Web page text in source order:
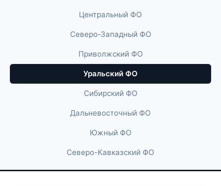
Центральный ФО
Северо-Западный ФО
Приволжский ФО
Уральский ФО
Сибирский ФО
Дальневосточный ФО
Южный ФО
Северо-Кавказский ФО